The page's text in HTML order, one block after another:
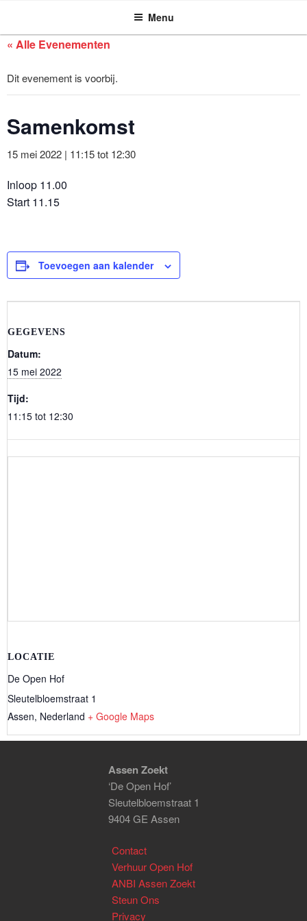
de
ASSEN ZOEKT Menu
« Alle Evenementen
Dit evenement is voorbij.
Samenkomst
15 mei 2022 | 11:15tot 12:30
Inloop 11.00
Start 11.15
Toevoegen aan kalender
GEGEVENS
Datum:
15 mei 2022
Tijd:
11:15 tot 12:30
LOCATIE
De Open Hof
Sleutelbloemstraat 1
Assen, Nederland + Google Maps
Assen Zoekt
‘De Open Hof’
Sleutelbloemstraat 1
9404 GE Assen
Contact
Verhuur Open Hof
ANBI Assen Zoekt
Steun Ons
Privacy